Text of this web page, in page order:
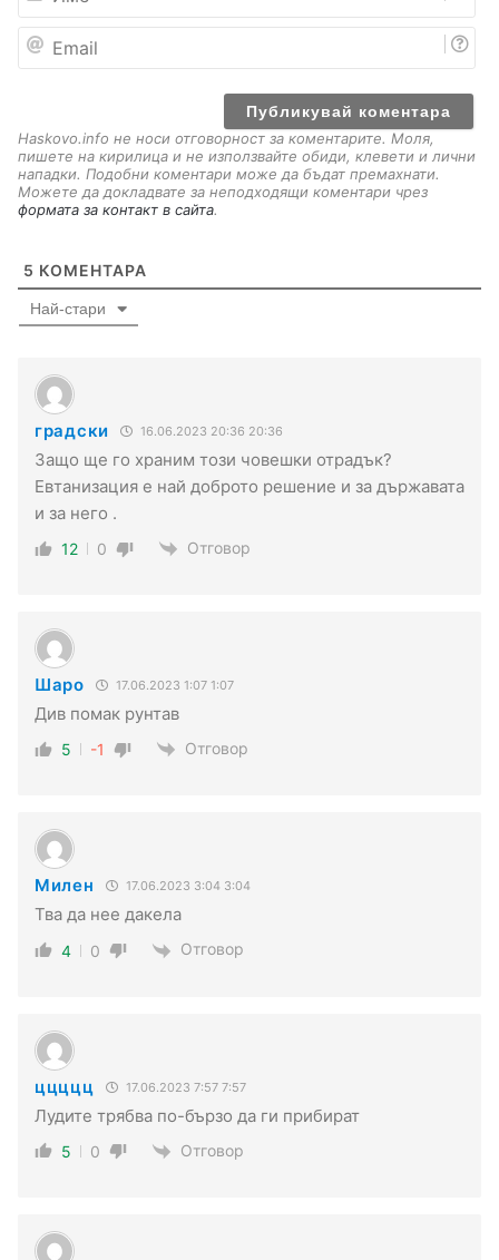
е
a
Haskovo.info не носи отговорност за коментарите. Моля,
пишете на кирилица и не използвайте обиди, клевети и лични
нападки. Подобни коментари може да бъдат премахнати.
Можете да докладвате за неподходящи коментари чрез
формата за контакт в сайта.
5 КОМЕНТАРА
Най-стари
градски 16.06.2023 20:36 20:36
Защо ще го храним този човешки отрадък?
Евтанизация е най доброто решение и за държавата
и за него .
12 0 Отговор
Шаро 17.06.2023 1:07 1:07
Див помак рунтав
5 -1 Отговор
Милен 17.06.2023 3:04 3:04
Тва да нее дакела
4 0 Отговор
ццццц 17.06.2023 7:57 7:57
Лудите трябва по-бързо да ги прибират
5 0 Отговор